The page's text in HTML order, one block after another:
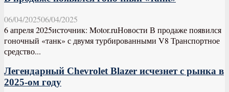
06/04/202506/04/2025
6 апреля 2025источник: Motor.ruНовости В продаже появился
гоночный «танк» с двумя турбированными V8 Транспортное
средство...
Легендарный Chevrolet Blazer исчезнет с рынка в
2025-ом году